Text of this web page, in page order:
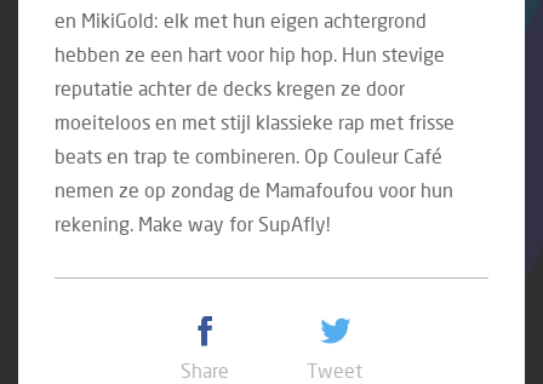
en MikiGold: elk met hun eigen achtergrond
hebben ze een hart voor hip hop. Hun stevige
reputatie achter de decks kregen ze door
moeiteloos en met stijl klassieke rap met frisse
beats en trap te combineren. Op Couleur Café
nemen ze op zondag de Mamafoufou voor hun
rekening. Make way for SupAfly!
Share Tweet